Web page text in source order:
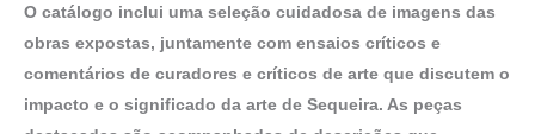
O catálogo inclui uma seleção cuidadosa de imagens das
obras expostas, juntamente com ensaios críticos e
comentários de curadores e críticos de arte que discutem o
impacto e o significado da arte de Sequeira. As peças